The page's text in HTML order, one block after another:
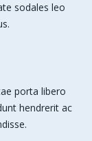
sodales leo
porta libero
hendrerit ac